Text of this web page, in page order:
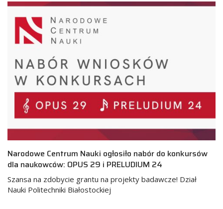
Narodowe Centrum Nauki ogłosiło nabór do konkursów
dla naukowców: OPUS 29 i PRELUDIUM 24
Szansa na zdobycie grantu na projekty badawcze! Dział
Nauki Politechniki Białostockiej